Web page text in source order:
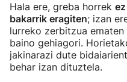
Hala ere, greba horrek
bakarrik eragiten; izan
lurreko zerbitzua
baino gehiagori.
jakinarazi dute
behar izan dituztela.